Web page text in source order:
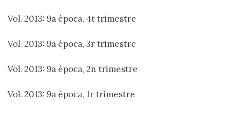
Vol. 2013: 9a època, 4t trimestre
Vol. 2013: 9a època, 3r trimestre
Vol. 2013: 9a època, 2n trimestre
Vol. 2013: 9a època, 1r trimestre